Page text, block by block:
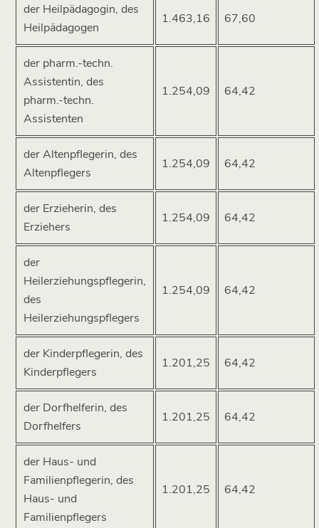
der Heilpädagogin, des
Heilpädagogen
1.463,16 67,60
der pharm.-techn.
Assistentin, des
pharm.-techn.
Assistenten
1.254,09 64,42
der Altenpflegerin, des
Altenpflegers
1.254,09 64,42
der Erzieherin, des
Erziehers
1.254,09 64,42
der
Heilerziehungspflegerin,
des
Heilerziehungspflegers
1.254,09 64,42
der Kinderpflegerin, des
Kinderpflegers
1.201,25 64,42
der Dorfhelferin, des
Dorfhelfers
1.201,25 64,42
der Haus- und
Familienpflegerin, des
Haus- und
Familienpflegers
1.201,25 64,42